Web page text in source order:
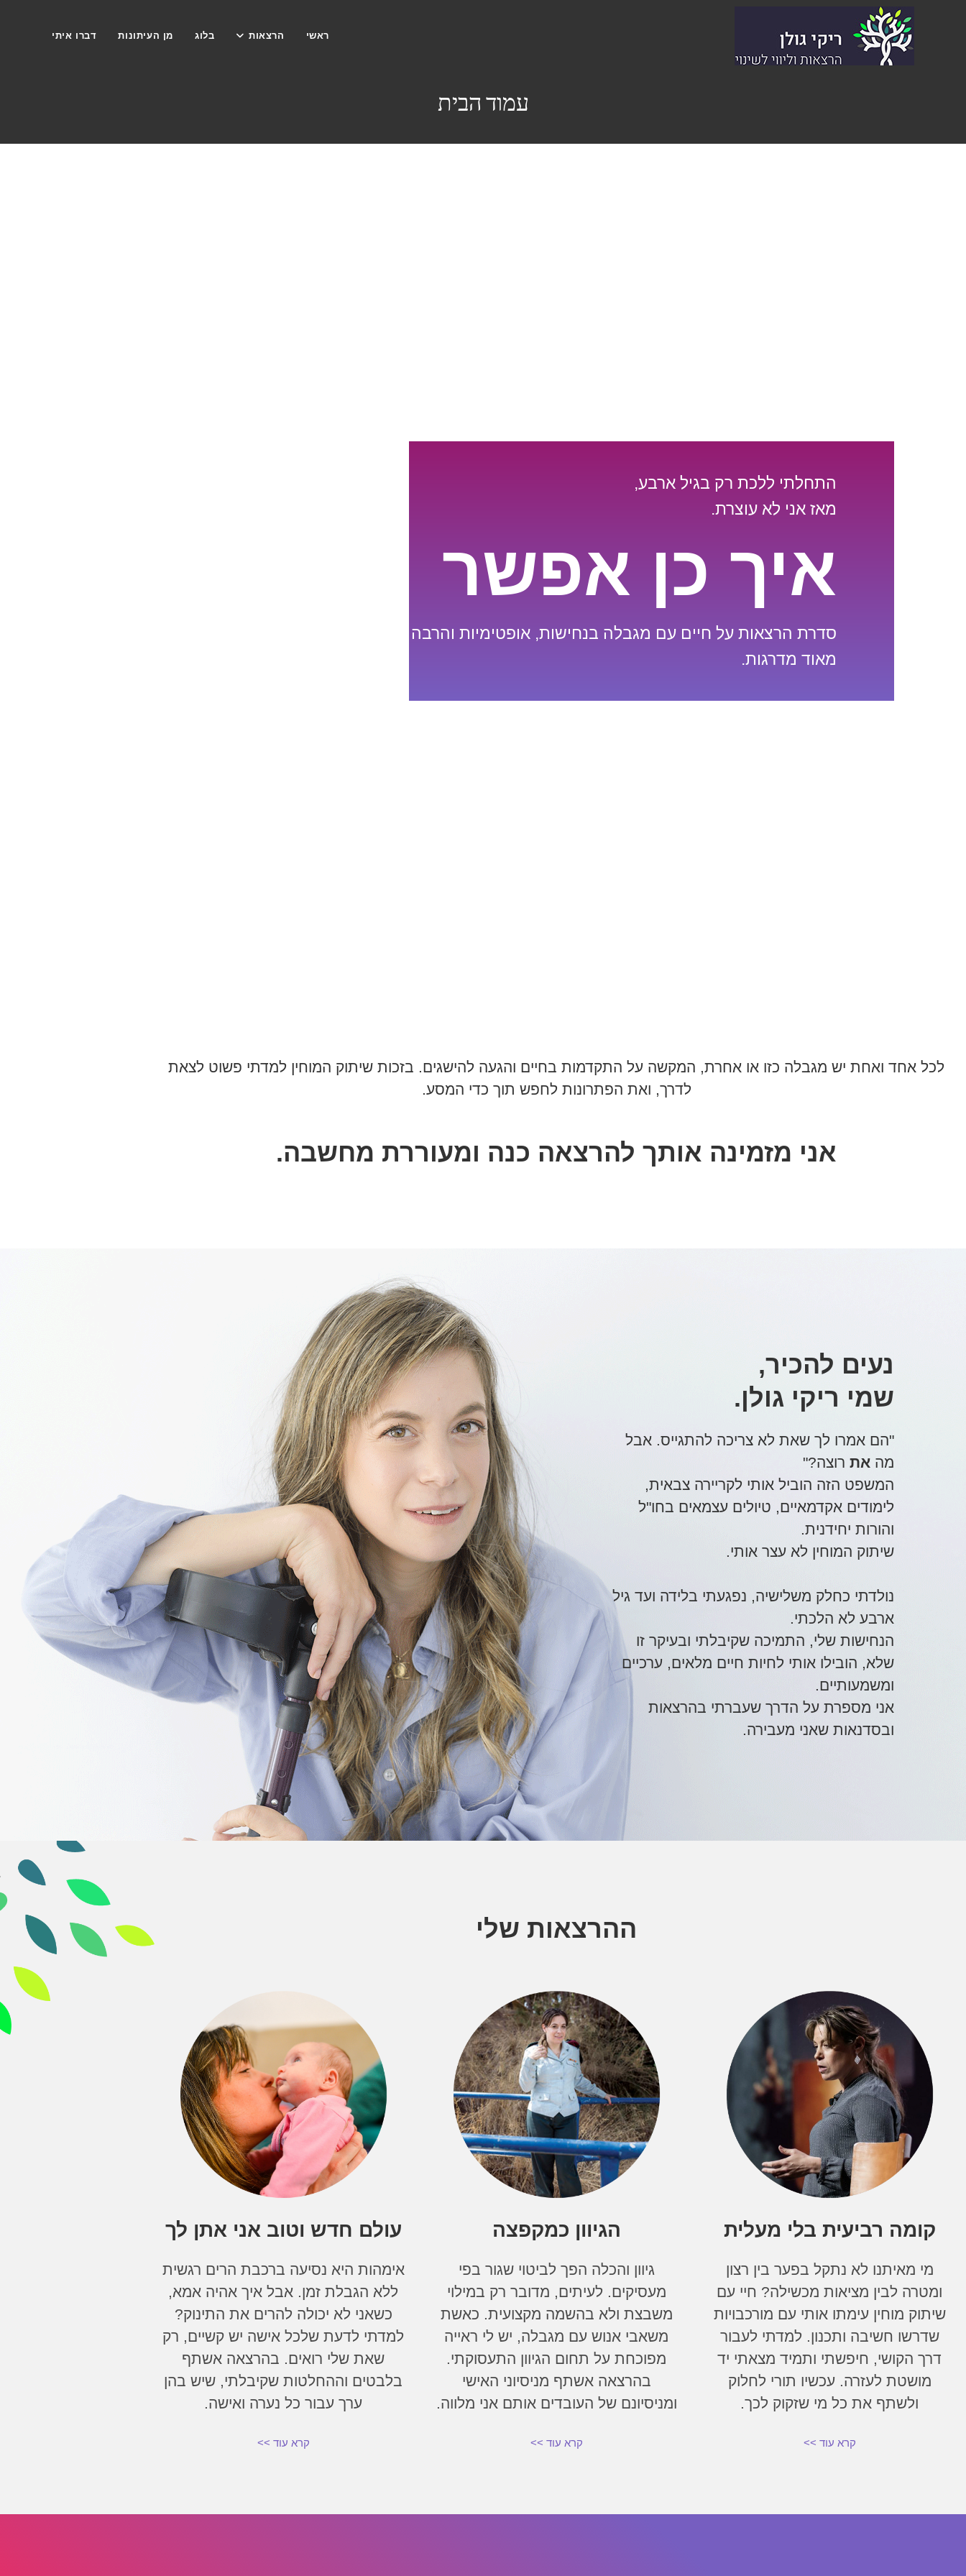
ראשי הרצאות בלוג מן העיתונות דברו איתי
עמוד הבית
התחלתי ללכת רק בגיל ארבע,
מאז אני לא עוצרת.
איך כן אפשר
סדרת הרצאות על חיים עם מגבלה בנחישות, אופטימיות והרבה
מאוד מדרגות.
לכל אחד ואחת יש מגבלה כזו או אחרת, המקשה על התקדמות בחיים והגעה להישגים. בזכות שיתוק המוחין למדתי פשוט לצאת
לדרך, ואת הפתרונות לחפש תוך כדי המסע.
אני מזמינה אותך להרצאה כנה ומעוררת מחשבה.
נעים להכיר,
שמי ריקי גולן.
"הם אמרו לך שאת לא צריכה להתגייס. אבל
מה את רוצה?"
המשפט הזה הוביל אותי לקריירה צבאית,
לימודים אקדמאיים, טיולים עצמאים בחו"ל
והורות יחידנית.
שיתוק המוחין לא עצר אותי.
נולדתי כחלק משלישיה, נפגעתי בלידה ועד גיל
ארבע לא הלכתי.
הנחישות שלי, התמיכה שקיבלתי ובעיקר זו
שלא, הובילו אותי לחיות חיים מלאים, ערכיים
ומשמעותיים.
אני מספרת על הדרך שעברתי בהרצאות
ובסדנאות שאני מעבירה.
ההרצאות שלי
קומה רביעית בלי מעלית
מי מאיתנו לא נתקל בפער בין רצון
ומטרה לבין מציאות מכשילה? חיי עם
שיתוק מוחין עימתו אותי עם מורכבויות
שדרשו חשיבה ותכנון. למדתי לעבור
דרך הקושי, חיפשתי ותמיד מצאתי יד
מושטת לעזרה. עכשיו תורי לחלוק
ולשתף את כל מי שזקוק לכך.
קרא עוד >>
הגיוון כמקפצה
גיוון והכלה הפך לביטוי שגור בפי
מעסיקים. לעיתים, מדובר רק במילוי
משבצת ולא בהשמה מקצועית. כאשת
משאבי אנוש עם מגבלה, יש לי ראייה
מפוכחת על תחום הגיוון התעסוקתי.
בהרצאה אשתף מניסיוני האישי
ומניסיונם של העובדים אותם אני מלווה.
קרא עוד >>
עולם חדש וטוב אני אתן לך
אימהות היא נסיעה ברכבת הרים רגשית
ללא הגבלת זמן. אבל איך אהיה אמא,
כשאני לא יכולה להרים את התינוק?
למדתי לדעת שלכל אישה יש קשיים, רק
שאת שלי רואים. בהרצאה אשתף
בלבטים וההחלטות שקיבלתי, שיש בהן
ערך עבור כל נערה ואישה.
קרא עוד >>